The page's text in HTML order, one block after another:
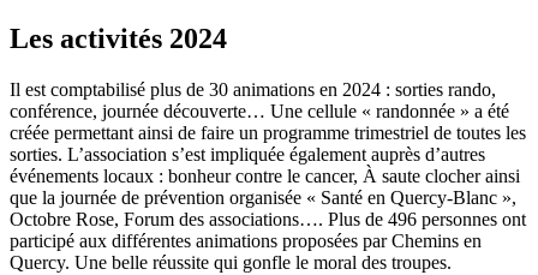
Les activités 2024
Il est comptabilisé plus de 30 animations en 2024 : sorties rando,
conférence, journée découverte… Une cellule « randonnée » a été
créée permettant ainsi de faire un programme trimestriel de toutes les
sorties. L’association s’est impliquée également auprès d’autres
événements locaux : bonheur contre le cancer, À saute clocher ainsi
que la journée de prévention organisée « Santé en Quercy-Blanc »,
Octobre Rose, Forum des associations…. Plus de 496 personnes ont
participé aux différentes animations proposées par Chemins en
Quercy. Une belle réussite qui gonfle le moral des troupes.